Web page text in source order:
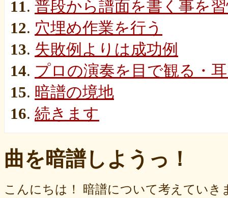
11. 普段から譜面を書く事を
12. 穴埋め作業を行う
13. 失敗例よりは成功例
14. プロの演奏を目で観る・
15. 暗譜の境地
16. 続きます
曲を暗譜しようっ！
こんにちは！ 暗譜について考えてい